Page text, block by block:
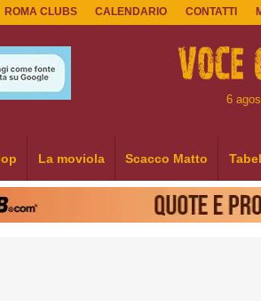
ROMA CLUBS CALENDARIO CONTATTI
6
La moviola Scacco Matto